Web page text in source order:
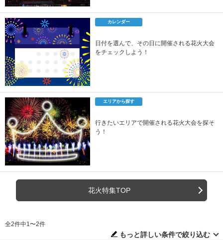
カレンダー
日付を選んで、その日に開催される花火大会
をチェックしよう！
エリアから探す
行きたいエリアで開催される花火大会を探そ
う！
花火特集TOP
全2件中1〜2件
もっと詳しい条件で絞り込む